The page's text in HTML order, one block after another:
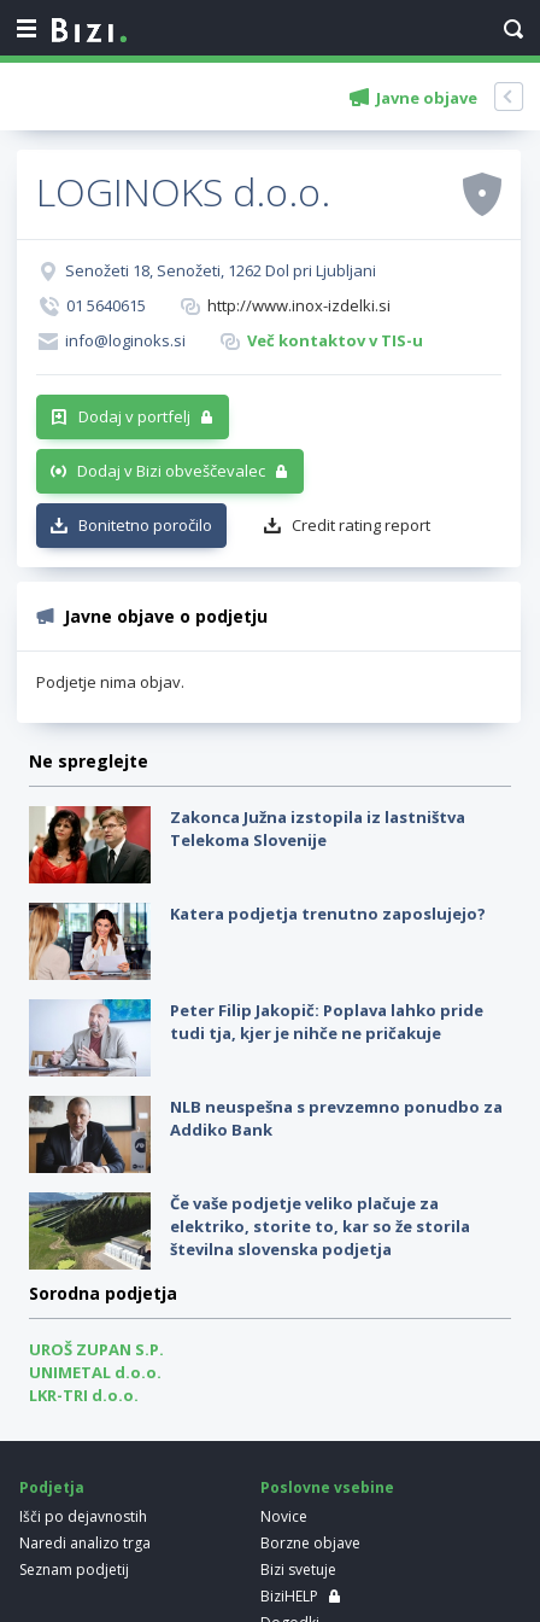
Javne objave
LOGINOKS d.o.o.
Senožeti 18, Senožeti, 1262 Dol pri Ljubljani
01 5640615
http://www.inox-izdelki.si
info@loginoks.si
Več kontaktov v TIS-u
Dodaj v portfelj
Dodaj v Bizi obveščevalec
Bonitetno poročilo Credit rating report
Javne objave o podjetju
Podjetje nima objav.
Ne spreglejte
Zakonca Južna izstopila iz lastništva
Telekoma Slovenije
Katera podjetja trenutno zaposlujejo?
Peter Filip Jakopič: Poplava lahko pride
tudi tja, kjer je nihče ne pričakuje
NLB neuspešna s prevzemno ponudbo za
Addiko Bank
Če vaše podjetje veliko plačuje za
elektriko, storite to, kar so že storila
številna slovenska podjetja
Sorodna podjetja
UROŠ ZUPAN S.P.
UNIMETAL d.o.o.
LKR-TRI d.o.o.
Podjetja
Išči po dejavnostih
Naredi analizo trga
Seznam podjetij
Poslovne vsebine
Novice
Borzne objave
Bizi svetuje
BiziHELP